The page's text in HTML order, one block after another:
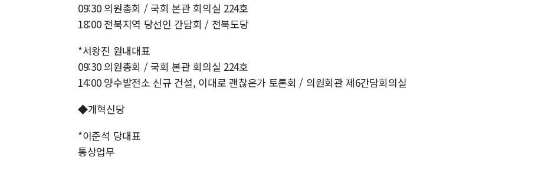
09:30 의원총회 / 국회 본관 회의실 224호
18:00 전북지역 당선인 간담회 / 전북도당
*서왕진 원내대표
09:30 의원총회 / 국회 본관 회의실 224호
14:00 양수발전소 신규 건설, 이대로 괜찮은가 토론회 / 의원회관 제6간담회의실
◆개혁신당
*이준석 당대표
통상업무